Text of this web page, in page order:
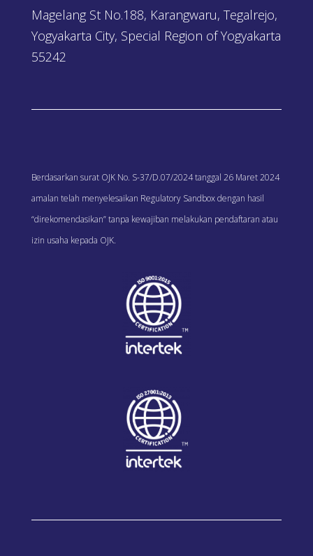
Magelang St No.188, Karangwaru, Tegalrejo,
Yogyakarta City, Special Region of Yogyakarta
55242
Berdasarkan surat OJK No. S-37/D.07/2024 tanggal 26 Maret 2024
amalan telah menyelesaikan Regulatory Sandbox dengan hasil
“direkomendasikan” tanpa kewajiban melakukan pendaftaran atau
izin usaha kepada OJK.